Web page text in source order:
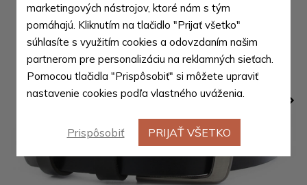
marketingových nástrojov, ktoré nám s tým
pomáhajú. Kliknutím na tlačidlo "Prijať všetko"
súhlasíte s využitím cookies a odovzdaním našim
partnerom pre personalizáciu na reklamných sieťach.
Pomocou tlačidla "Prispôsobiť" si môžete upraviť
nastavenie cookies podľa vlastného uváženia.
Prispôsobiť PRIJAŤ VŠETKO